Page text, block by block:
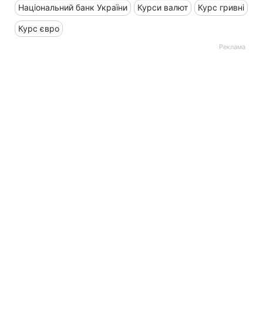
Національний банк України Курси валют Курс гривні
Курс євро